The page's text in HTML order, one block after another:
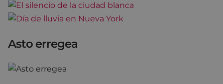
Asto erregea